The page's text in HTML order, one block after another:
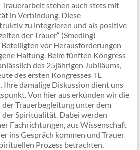
stehen auch stets mit
in Verbindung. Diese
zu integrieren und als positive
der Trauer“ (Smeding)
vor Herausforderungen
Haltung. Beim fünften Kongress
des 25jährigen Jubiläums,
des ersten Kongresses TE
Ihre damalige Diskussion dient uns
Von hier aus erkunden wir die
Trauerbegleitung unter dem
Spiritualität. Dabei werden
Fachrichtungen, aus Wissenschaft
ins Gespräch kommen und Trauer
Prozess betrachten.